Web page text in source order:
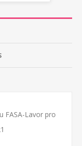
FASA-Lavor pro